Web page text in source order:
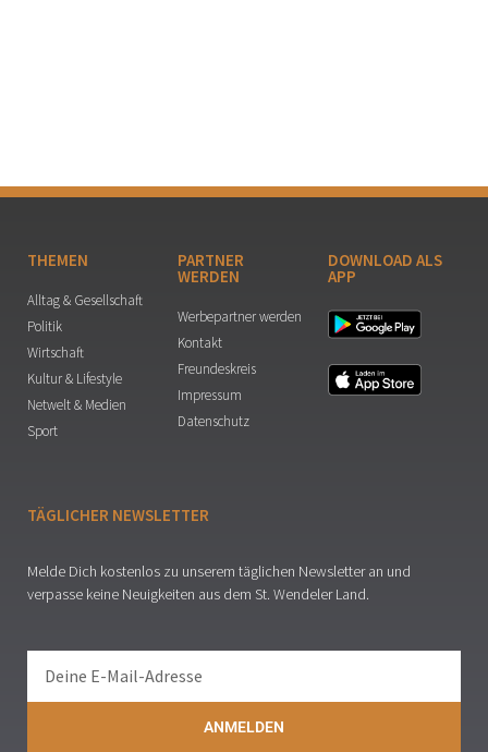
THEMEN
Alltag & Gesellschaft
Politik
Wirtschaft
Kultur & Lifestyle
Netwelt & Medien
Sport
PARTNER
WERDEN
Werbepartner werden
Kontakt
Freundeskreis
Impressum
Datenschutz
DOWNLOAD ALS
APP
TÄGLICHER NEWSLETTER
Melde Dich kostenlos zu unserem täglichen Newsletter an und
verpasse keine Neuigkeiten aus dem St. Wendeler Land.
ANMELDEN